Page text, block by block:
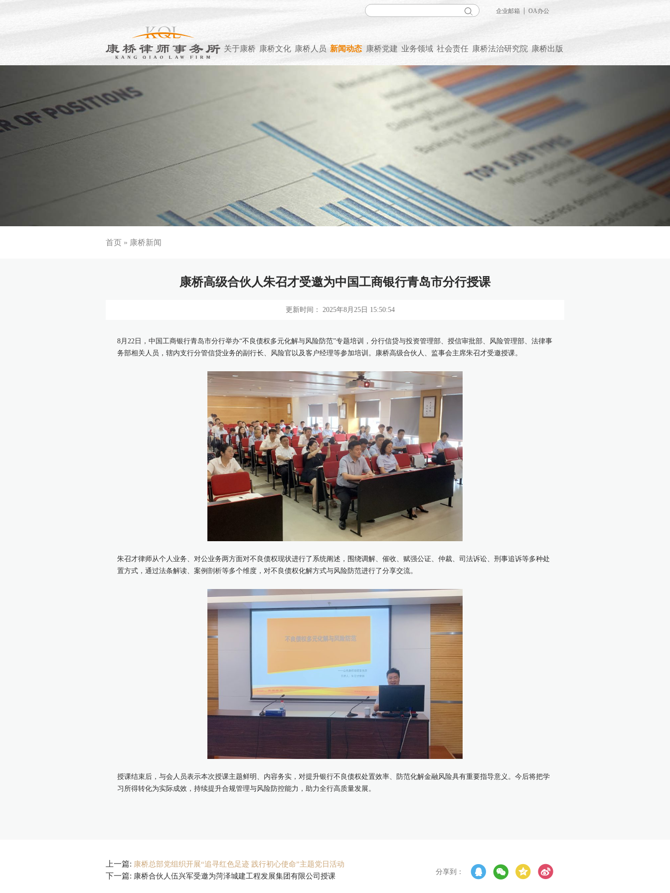
企业邮箱 | OA办公
关于康桥 康桥文化 康桥人员 新闻动态 康桥党建 业务领域 社会责任 康桥法治研究院 康桥出版
首页 » 康桥新闻
康桥高级合伙人朱召才受邀为中国工商银行青岛市分行授课
更新时间： 2025年8月25日 15:50:54
8月22日，中国工商银行青岛市分行举办“不良债权多元化解与风险防范”专题培训，分行信贷与投资管理部、授信审批部、风险管理部、法律事
务部相关人员，辖内支行分管信贷业务的副行长、风险官以及客户经理等参加培训。康桥高级合伙人、监事会主席朱召才受邀授课。
朱召才律师从个人业务、对公业务两方面对不良债权现状进行了系统阐述，围绕调解、催收、赋强公证、仲裁、司法诉讼、刑事追诉等多种处
置方式，通过法条解读、案例剖析等多个维度，对不良债权化解方式与风险防范进行了分享交流。
授课结束后，与会人员表示本次授课主题鲜明、内容务实，对提升银行不良债权处置效率、防范化解金融风险具有重要指导意义。今后将把学
习所得转化为实际成效，持续提升合规管理与风险防控能力，助力全行高质量发展。
上一篇: 康桥总部党组织开展“追寻红色足迹 践行初心使命”主题党日活动
下一篇: 康桥合伙人伍兴军受邀为菏泽城建工程发展集团有限公司授课
分享到：